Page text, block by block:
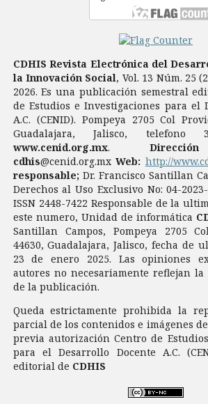
CDHIS Revista Electrónica del
la Innovación Social, Vol. 13 Núm. 25
2026. Es una publicación semestral
de Estudios e Investigaciones para el
A.C. (CENID). Pompeya 2705 Col
Guadalajara, Jalisco, telefono
www.cenid.org.mx.
cdhis@cenid.org.mxWeb: http://
responsable;Dr. Francisco Santillan
Derechos al Uso Exclusivo No: 04-2023-
ISSN 2448-7422 Responsable de la
este numero, Unidad de informática
Santillan Campos, Pompeya 2705
44630, Guadalajara, Jalisco, fecha de
23 de enero 2025. Las opiniones
autores no necesariamente reflejan
de la publicación.
Queda estrictamente prohibida la
parcial de los contenidos e imágenes
previa autorización Centro de
para el Desarrollo Docente A.C.
editorial de CDHIS